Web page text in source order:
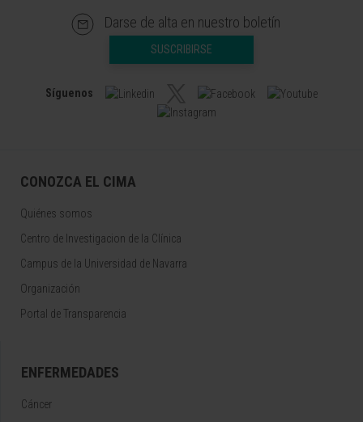
Darse de alta en nuestro boletín
SUSCRIBIRSE
Síguenos
CONOZCA EL CIMA
Quiénes somos
Centro de Investigacion de la Clínica
Campus de la Universidad de Navarra
Organización
Portal de Transparencia
ENFERMEDADES
Cáncer